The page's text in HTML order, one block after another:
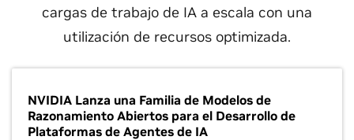
cargas de trabajo de IA a escala con una
utilización de recursos optimizada.
NVIDIA Lanza una Familia de Modelos de
Razonamiento Abiertos para el Desarrollo de
Plataformas de Agentes de IA